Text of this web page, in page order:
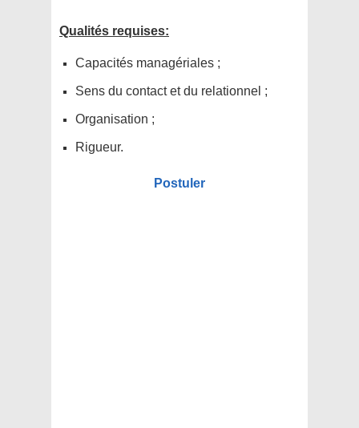
Qualités requises:
Capacités managériales ;
Sens du contact et du relationnel ;
Organisation ;
Rigueur.
Postuler